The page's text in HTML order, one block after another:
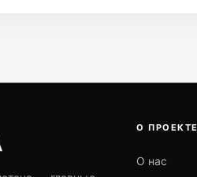
О ПРОЕКТЕ
О нас